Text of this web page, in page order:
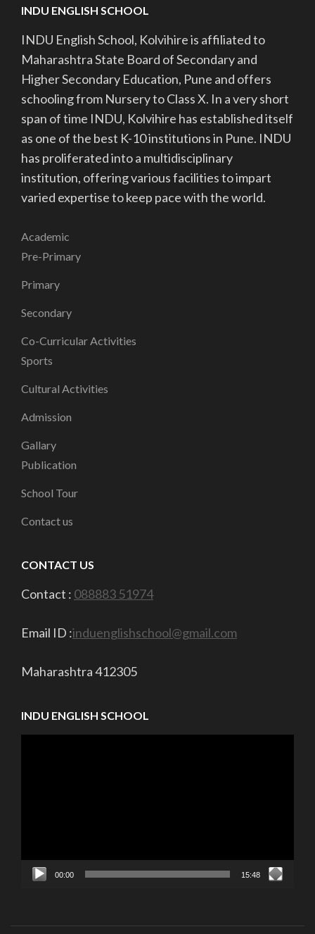
INDU ENGLISH SCHOOL
INDU English School, Kolvihire is affiliated to
Maharashtra State Board of Secondary and
Higher Secondary Education, Pune and offers
schooling from Nursery to Class X. In a very short
span of time INDU, Kolvihire has established itself
as one of the best K-10 institutions in Pune. INDU
has proliferated into a multidisciplinary
institution, offering various facilities to impart
varied expertise to keep pace with the world.
Academic
Pre-Primary
Primary
Secondary
Co-Curricular Activities
Sports
Cultural Activities
Admission
Gallary
Publication
School Tour
Contact us
CONTACT US
Contact : 088883 51974
Email ID :induenglishschool@gmail.com
Maharashtra 412305
INDU ENGLISH SCHOOL
00:00 15:48